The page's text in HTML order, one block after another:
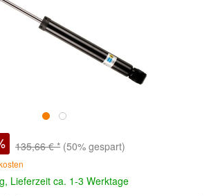
135,66 € * (50% gespart)
Lieferzeit ca. 1-3 Werktage